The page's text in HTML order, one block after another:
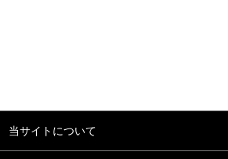
当サイトについて